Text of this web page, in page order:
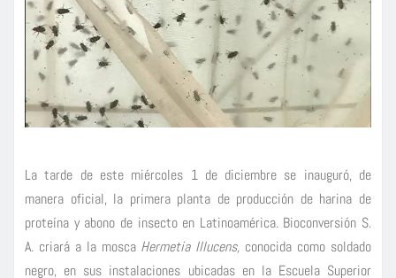
La tarde de este miércoles 1 de diciembre se inauguró, de
manera oficial, la primera planta de producción de harina de
proteína y abono de insecto en Latinoamérica. Bioconversión S.
A. criará a la mosca Hermetia Illucens, conocida como soldado
negro, en sus instalaciones ubicadas en la Escuela Superior